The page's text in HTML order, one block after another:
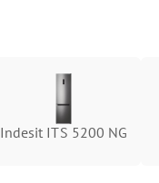
Indesit ITS 5200 NG